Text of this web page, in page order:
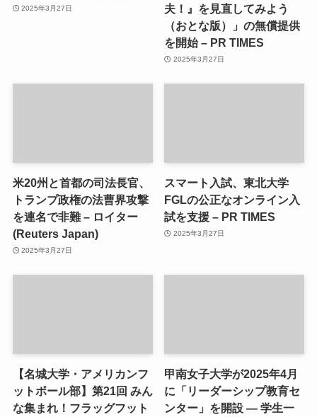
2025年3月27日
夫！』を見直してみよう
（おとな版）」の無償提供
を開始 – PR TIMES
2025年3月27日
米20州と首都の司法長官、
トランプ政権の法曹界攻撃
を連名で非難 – ロイター
(Reuters Japan)
2025年3月27日
スマート入試、東北大学
FGLの公正なオンライン入
試を支援 – PR TIMES
2025年3月27日
【名城大学・アメリカンフ
ットボール部】第21回 みん
な集まれ！フラッグフット
甲南女子大学が2025年4月
に「リーダーシップ教育セ
ンター」を開設 ― 学生一